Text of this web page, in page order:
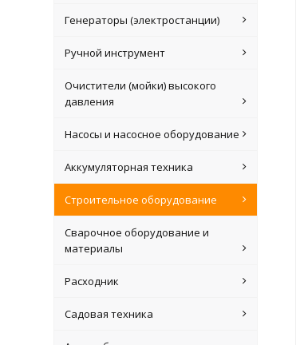
Генераторы (электростанции)
Ручной инструмент
Очистители (мойки) высокого
давления
Насосы и насосное оборудование
Аккумуляторная техника
Строительное оборудование
Сварочное оборудование и
материалы
Расходник
Садовая техника